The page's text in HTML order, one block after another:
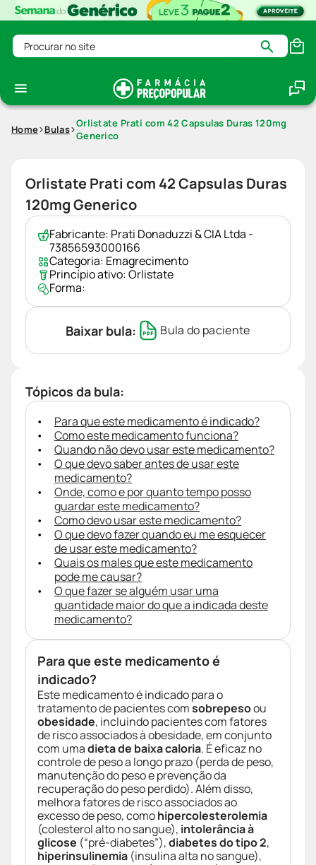
Procurar no site
Home Bulas Orlistate Prati com 42 Capsulas Duras 120mg
Generico
Orlistate Prati com 42 Capsulas Duras
120mg Generico
Fabricante: Prati Donaduzzi & CIA Ltda -
73856593000166
Categoria: Emagrecimento
Princípio ativo:Orlistate
Forma:
Baixar bula: Bula do paciente
Tópicos da bula:
Para que este medicamento é indicado?
Como este medicamento funciona?
Quando não devo usar este medicamento?
O que devo saber antes de usar este
medicamento?
Onde, como e por quanto tempo posso
guardar este medicamento?
Como devo usar este medicamento?
O que devo fazer quando eu me esquecer
de usar este medicamento?
Quais os males que este medicamento
pode me causar?
O que fazer se alguém usar uma
quantidade maior do que a indicada deste
medicamento?
Para que este medicamento é
indicado?
Este medicamento é indicado para o
tratamento de pacientes comsobrepesoou
obesidade, incluindo pacientes com fatores
de risco associados à obesidade, em conjunto
com umadieta de baixa caloria. É eficaz no
controle de peso a longo prazo (perda de peso,
manutenção do peso e prevenção da
recuperação do peso perdido). Além disso,
melhora fatores de risco associados ao
excesso de peso, comohipercolesterolemia
(colesterol alto no sangue), intolerância à
glicose (“pré-diabetes”),diabetes do tipo 2,
hiperinsulinemia (insulina alta no sangue),